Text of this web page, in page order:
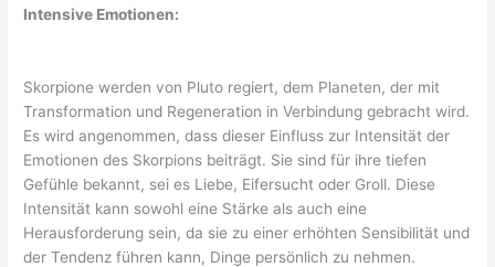
Intensive Emotionen:
Skorpione werden von Pluto regiert, dem Planeten, der mit
Transformation und Regeneration in Verbindung gebracht wird.
Es wird angenommen, dass dieser Einfluss zur Intensität der
Emotionen des Skorpions beiträgt. Sie sind für ihre tiefen
Gefühle bekannt, sei es Liebe, Eifersucht oder Groll. Diese
Intensität kann sowohl eine Stärke als auch eine
Herausforderung sein, da sie zu einer erhöhten Sensibilität und
der Tendenz führen kann, Dinge persönlich zu nehmen.